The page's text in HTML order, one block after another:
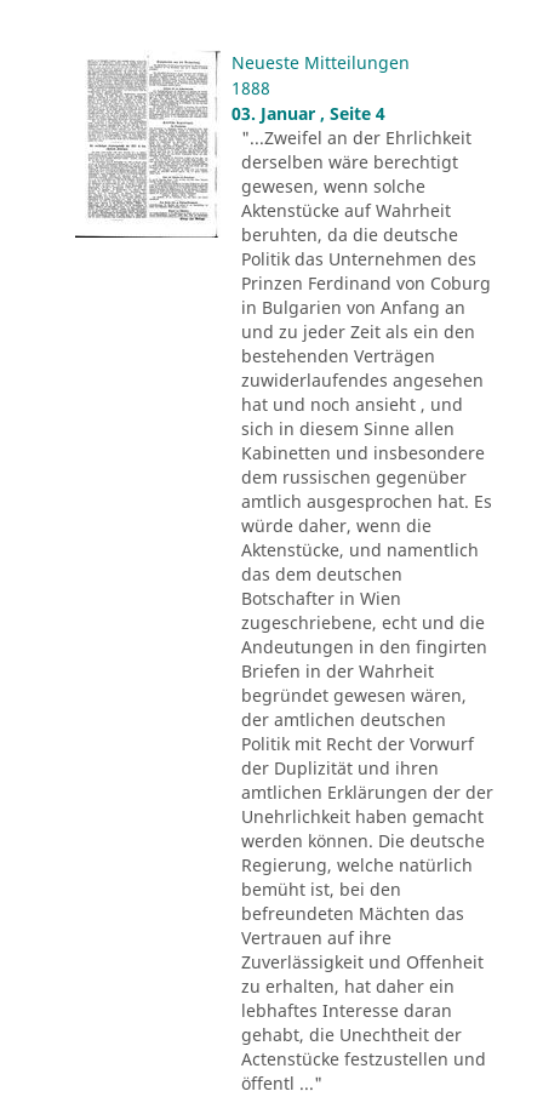
Neueste Mitteilungen
1888
03. Januar , Seite 4
"...Zweifel an der Ehrlichkeit
derselben wäre berechtigt
gewesen, wenn solche
Aktenstücke auf Wahrheit
beruhten, da die deutsche
Politik das Unternehmen des
Prinzen Ferdinand von Coburg
in Bulgarien von Anfang an
und zu jeder Zeit als ein den
bestehenden Verträgen
zuwiderlaufendes angesehen
hat und noch ansieht , und
sich in diesem Sinne allen
Kabinetten und insbesondere
dem russischen gegenüber
amtlich ausgesprochen hat. Es
würde daher, wenn die
Aktenstücke, und namentlich
das dem deutschen
Botschafter in Wien
zugeschriebene, echt und die
Andeutungen in den fingirten
Briefen in der Wahrheit
begründet gewesen wären,
der amtlichen deutschen
Politik mit Recht der Vorwurf
der Duplizität und ihren
amtlichen Erklärungen der der
Unehrlichkeit haben gemacht
werden können. Die deutsche
Regierung, welche natürlich
bemüht ist, bei den
befreundeten Mächten das
Vertrauen auf ihre
Zuverlässigkeit und Offenheit
zu erhalten, hat daher ein
lebhaftes Interesse daran
gehabt, die Unechtheit der
Actenstücke festzustellen und
öffentl ..."